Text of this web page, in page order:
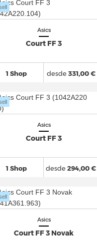
Asics
Court FF 3
1 Shop desde331,00 €
Asics
Court FF 3
1 Shop desde294,00 €
Asics
Court FF 3 Novak